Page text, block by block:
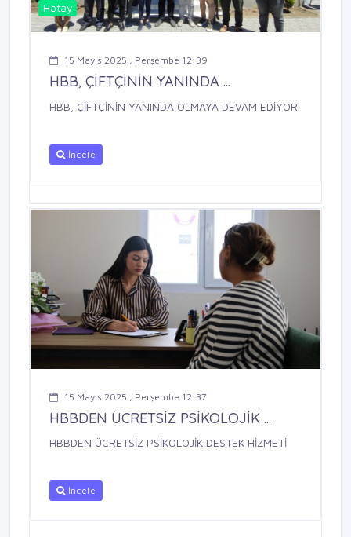
Hatay
15 Mayıs 2025 , Perşembe 12:39
HBB, ÇİFTÇİNİN YANINDA ...
HBB, ÇİFTÇİNİN YANINDA OLMAYA DEVAM EDİYOR
İncele
15 Mayıs 2025 , Perşembe 12:37
HBBDEN ÜCRETSİZ PSİKOLOJİK ...
HBBDEN ÜCRETSİZ PSİKOLOJİK DESTEK HİZMETİ
İncele